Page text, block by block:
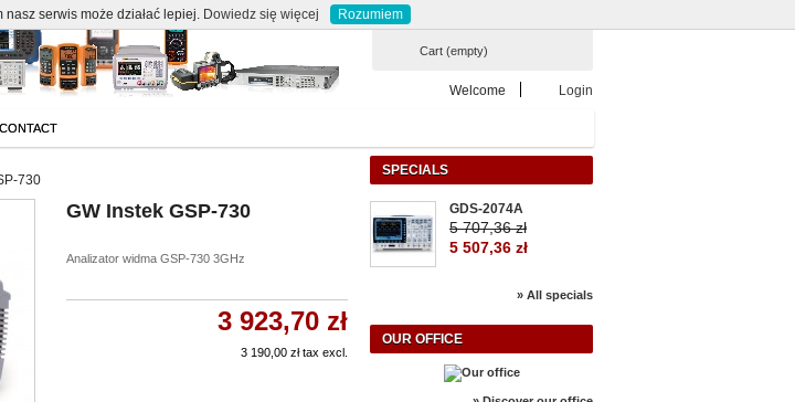
contact sitemap
Cart (empty)
Welcome Login
CONTACT
730
GW Instek GSP-730
Analizator widma GSP-730 3GHz
3 923,70 zł
3 190,00 złtax excl.
SPECIALS
GDS-2074A
5 707,36 zł
5 507,36 zł
» All specials
OUR OFFICE
serwis może działać lepiej. Dowiedz się więcej Rozumiem